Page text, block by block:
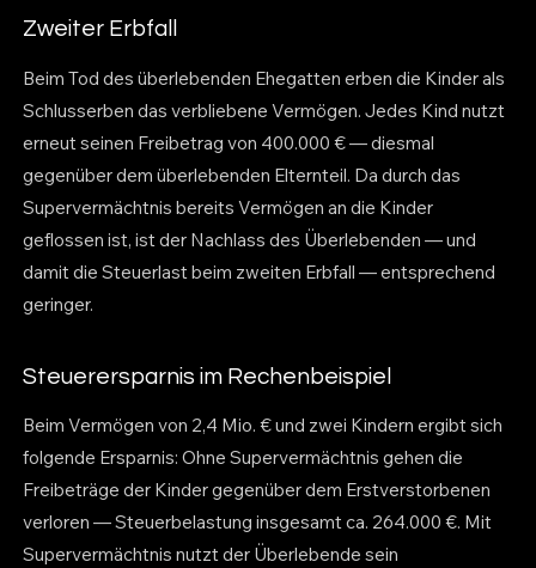
Zweiter Erbfall
Beim Tod des überlebenden Ehegatten erben die Kinder als
Schlusserben das verbliebene Vermögen. Jedes Kind nutzt
erneut seinen Freibetrag von 400.000 € — diesmal
gegenüber dem überlebenden Elternteil. Da durch das
Supervermächtnis bereits Vermögen an die Kinder
geflossen ist, ist der Nachlass des Überlebenden — und
damit die Steuerlast beim zweiten Erbfall — entsprechend
geringer.
Steuerersparnis im Rechenbeispiel
Beim Vermögen von 2,4 Mio. € und zwei Kindern ergibt sich
folgende Ersparnis: Ohne Supervermächtnis gehen die
Freibeträge der Kinder gegenüber dem Erstverstorbenen
verloren — Steuerbelastung insgesamt ca. 264.000 €. Mit
Supervermächtnis nutzt der Überlebende sein